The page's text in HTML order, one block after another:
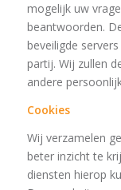
mogelijk uw
beantwoorden.
beveiligde
partij. Wij zullen
andere
Cookies
Wij verzamelen
beter inzicht te
diensten hierop